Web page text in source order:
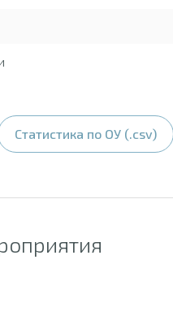
Статистика по ОУ (.csv)